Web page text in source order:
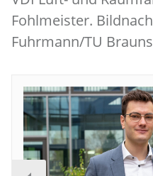
Fohlmeister.
Fuhrmann/TU